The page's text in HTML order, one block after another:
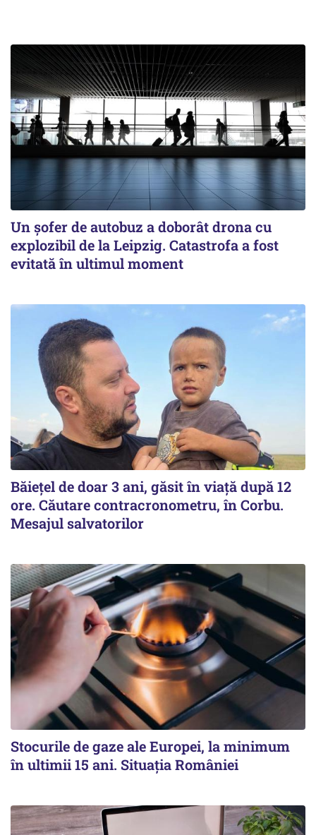
Un șofer de autobuz a doborât drona cu
explozibil de la Leipzig. Catastrofa a fost
evitată în ultimul moment
Băiețel de doar 3 ani, găsit în viață după 12
ore. Căutare contracronometru, în Corbu.
Mesajul salvatorilor
Stocurile de gaze ale Europei, la minimum
în ultimii 15 ani. Situația României